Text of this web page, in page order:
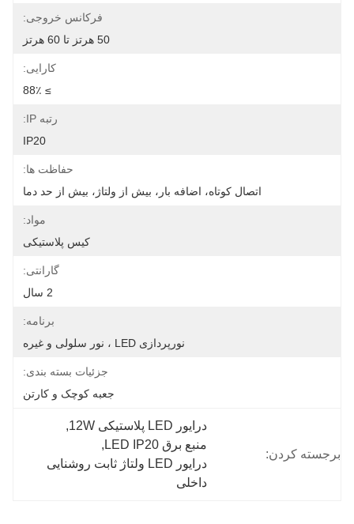
فرکانس خروجی:
50 هرتز تا 60 هرتز
کارایی:
≥ 88٪
رتبه IP:
IP20
حفاظت ها:
اتصال کوتاه، اضافه بار، بیش از ولتاژ، بیش از حد دما
مواد:
کیس پلاستیکی
گارانتی:
2 سال
برنامه:
نورپردازی LED ، نور سلولی و غیره
جزئیات بسته بندی:
جعبه کوچک و کارتن
برجسته کردن:
درایور LED پلاستیکی 12W
,
منبع برق LED IP20
,
داخلی